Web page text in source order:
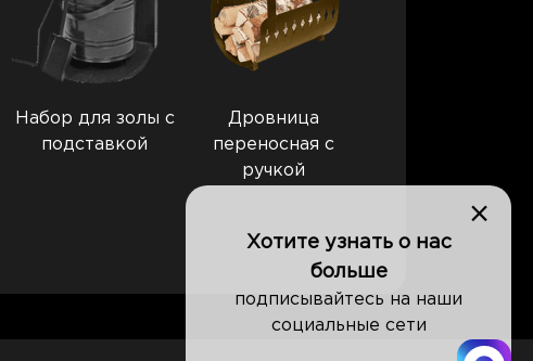
Набор для золы с
подставкой
Дровница
переносная с
ручкой
×
Хотите узнать о нас
больше
подписывайтесь на наши
социальные сети